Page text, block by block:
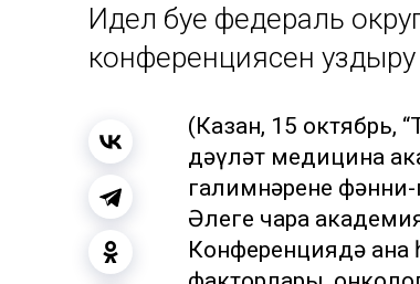
Идел буе федераль
конференциясен
(Казан, 15 октябрь,
дәүләт медицина
галимнәренең
Әлеге чара
Конференциядә ана